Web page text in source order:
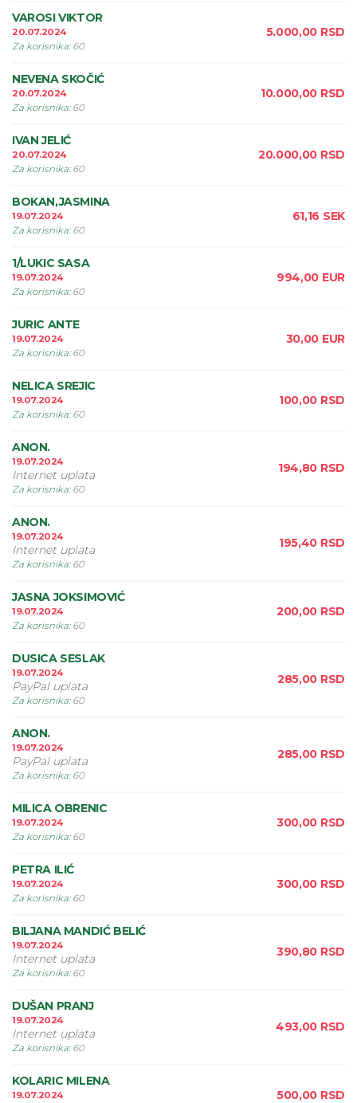
VAROSI VIKTOR
20.07.2024
Za korisnika: 60
5.000,00 RSD
NEVENA SKOČIĆ
20.07.2024
Za korisnika: 60
10.000,00 RSD
IVAN JELIĆ
20.07.2024
Za korisnika: 60
20.000,00 RSD
BOKAN,JASMINA
19.07.2024
Za korisnika: 60
61,16 SEK
1/LUKIC SASA
19.07.2024
Za korisnika: 60
994,00 EUR
JURIC ANTE
19.07.2024
Za korisnika: 60
30,00 EUR
NELICA SREJIC
19.07.2024
Za korisnika: 60
100,00 RSD
ANON.
19.07.2024
Internet uplata
Za korisnika: 60
194,80 RSD
ANON.
19.07.2024
Internet uplata
Za korisnika: 60
195,40 RSD
JASNA JOKSIMOVIĆ
19.07.2024
Za korisnika: 60
200,00 RSD
DUSICA SESLAK
19.07.2024
PayPal uplata
Za korisnika: 60
285,00 RSD
ANON.
19.07.2024
PayPal uplata
Za korisnika: 60
285,00 RSD
MILICA OBRENIC
19.07.2024
Za korisnika: 60
300,00 RSD
PETRA ILIĆ
19.07.2024
Za korisnika: 60
300,00 RSD
BILJANA MANDIĆ BELIĆ
19.07.2024
Internet uplata
Za korisnika: 60
390,80 RSD
DUŠAN PRANJ
19.07.2024
Internet uplata
Za korisnika: 60
493,00 RSD
KOLARIC MILENA
19.07.2024
500,00 RSD